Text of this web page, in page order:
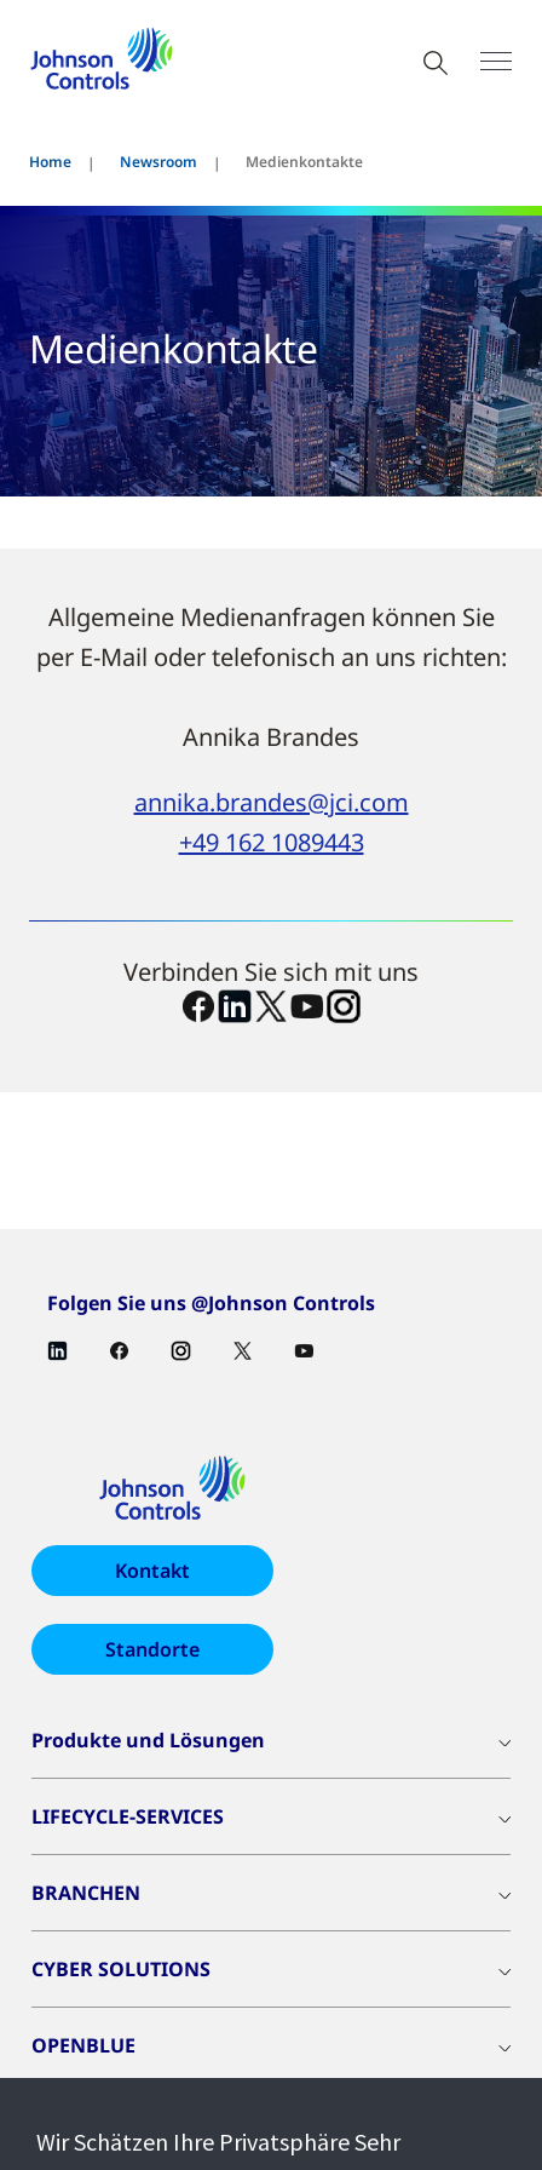
Home Newsroom Medienkontakte
Medienkontakte
Allgemeine Medienanfragen können Sie
per E-Mail oder telefonisch an uns richten:
Annika Brandes
annika.brandes@jci.com
+49 162 1089443
Verbinden Sie sich mit uns
Folgen Sie uns @Johnson Controls
Kontakt
Standorte
Produkte und Lösungen
LIFECYCLE-SERVICES
BRANCHEN
CYBER SOLUTIONS
OPENBLUE
Wir Schätzen Ihre Privatsphäre Sehr